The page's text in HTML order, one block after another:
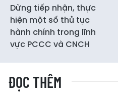
Dừng tiếp nhận, thực
hiện một số thủ tục
hành chính trong lĩnh
vực PCCC và CNCH
ĐỌC THÊM